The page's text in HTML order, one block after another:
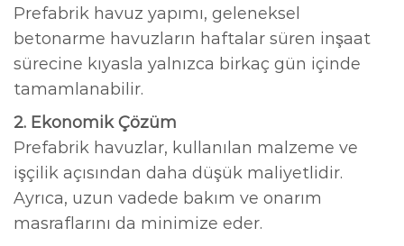
Prefabrik havuz yapımı, geleneksel
betonarme havuzların haftalar süren inşaat
sürecine kıyasla yalnızca birkaç gün içinde
tamamlanabilir.
2. Ekonomik Çözüm
Prefabrik havuzlar, kullanılan malzeme ve
işçilik açısından daha düşük maliyetlidir.
Ayrıca, uzun vadede bakım ve onarım
masraflarını da minimize eder.